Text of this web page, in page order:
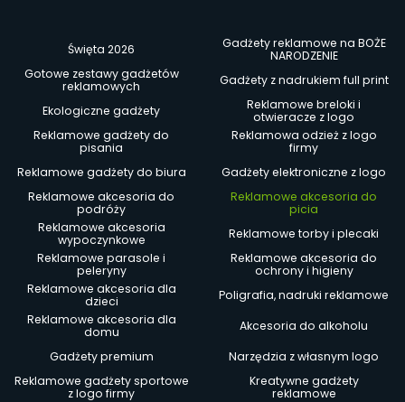
Święta 2026
Gadżety reklamowe na BOŻE
NARODZENIE
Gotowe zestawy gadżetów
reklamowych
Gadżety z nadrukiem full print
Ekologiczne gadżety
Reklamowe breloki i
otwieracze z logo
Reklamowe gadżety do
pisania
Reklamowa odzież z logo
firmy
Reklamowe gadżety do biura
Gadżety elektroniczne z logo
Reklamowe akcesoria do
podróży
Reklamowe akcesoria do
picia
Reklamowe akcesoria
wypoczynkowe
Reklamowe torby i plecaki
Reklamowe parasole i
peleryny
Reklamowe akcesoria do
ochrony i higieny
Reklamowe akcesoria dla
dzieci
Poligrafia, nadruki reklamowe
Reklamowe akcesoria dla
domu
Akcesoria do alkoholu
Gadżety premium
Narzędzia z własnym logo
Reklamowe gadżety sportowe
z logo firmy
Kreatywne gadżety
reklamowe